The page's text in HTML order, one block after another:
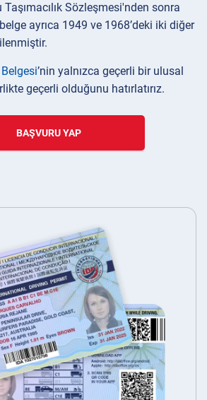
Sözleşmesi'nden sonra
ayrıca 1949 ve 1968’deki iki diğer
’nin yalnızca geçerli bir ulusal
geçerli olduğunu hatırlatırız.
BAŞVURU YAP